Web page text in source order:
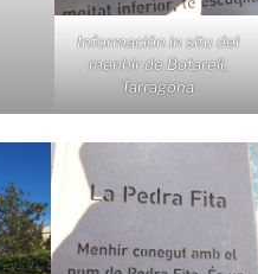
Información in situ del
menhir de Botarell,
Tarragona